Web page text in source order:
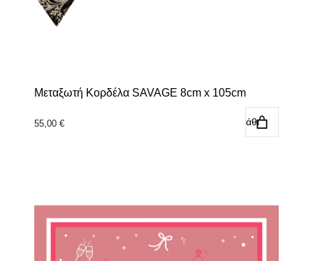
Μεταξωτή Κορδέλα SAVAGE 8cm x 105cm
55,00 € Προσθήκη στο καλάθι